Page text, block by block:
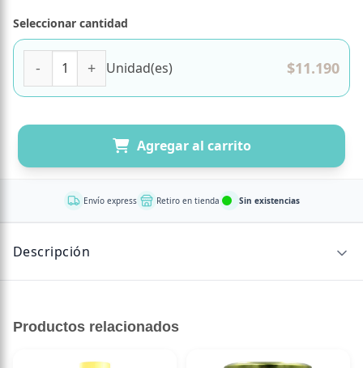
Seleccionar cantidad
Unidad(es) $11.190
Agregar al carrito
Envío express Retiro en tienda Sin existencias
Descripción
Productos relacionados